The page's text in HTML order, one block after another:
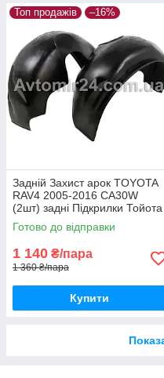
Топ продажів –16%
Задній Захист арок TOYOTA
RAV4 2005-2016 CA30W
(2шт) задні Підкрилки Тойота
Рав4 з 2005 пара задніх
Готово до відправки
1 140 ₴/пара
1 360 ₴/пара
Купити